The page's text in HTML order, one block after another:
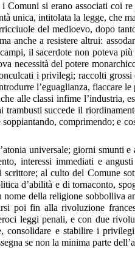
si erano associati coi
unica, intitolata la legge, che
del medioevo, dopo
anche a resistere altrui:
il sacerdote non poteva
necessità del potere
i privilegi; raccolti grossi
l’eguaglianza, fiaccare
alle classi infime
succede il
comprimendo; e
universale; giorni smunti
interessi immediati e
al culto del Comune
d’abilità e di tornaconto,
della religione sobbolliva
poi fin alla rivoluzione
leggi penali, e con due
consolidare e stabilire i
se non la minima parte